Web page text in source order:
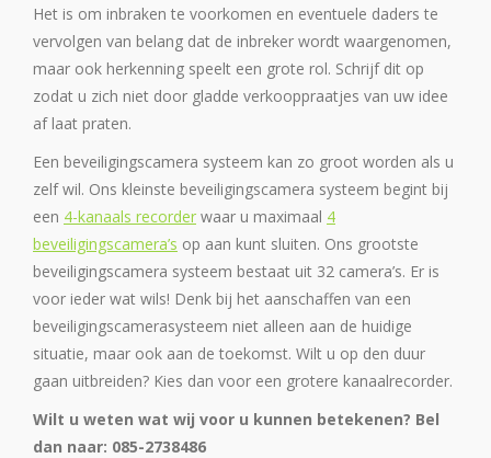
Het is om inbraken te voorkomen en eventuele daders te
vervolgen van belang dat de inbreker wordt waargenomen,
maar ook herkenning speelt een grote rol. Schrijf dit op
zodat u zich niet door gladde verkooppraatjes van uw idee
af laat praten.
Een beveiligingscamera systeem kan zo groot worden als u
zelf wil. Ons kleinste beveiligingscamera systeem begint bij
een 4-kanaals recorder waar u maximaal 4
beveiligingscamera’s op aan kunt sluiten. Ons grootste
beveiligingscamera systeem bestaat uit 32 camera’s. Er is
voor ieder wat wils! Denk bij het aanschaffen van een
beveiligingscamerasysteem niet alleen aan de huidige
situatie, maar ook aan de toekomst. Wilt u op den duur
gaan uitbreiden? Kies dan voor een grotere kanaalrecorder.
Wilt u weten wat wij voor u kunnen betekenen? Bel
dan naar: 085-2738486